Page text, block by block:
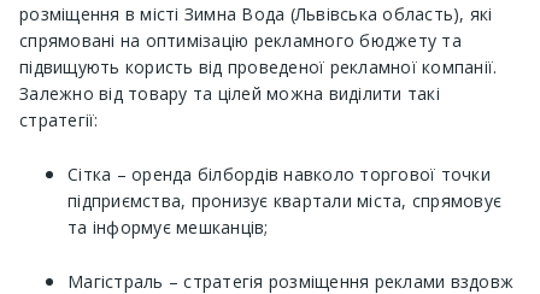
розміщення в місті Зимна Вода (Львівська область), які
спрямовані на оптимізацію рекламного бюджету та
підвищують користь від проведеної рекламної компанії.
Залежно від товару та цілей можна виділити такі
стратегії:
Сітка – оренда білбордів навколо торгової точки
підприємства, пронизує квартали міста, спрямовує
та інформує мешканців;
Магістраль – стратегія розміщення реклами вздовж